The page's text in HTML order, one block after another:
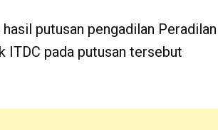
putusan pengadilan Peradilan
ITDC pada putusan tersebut